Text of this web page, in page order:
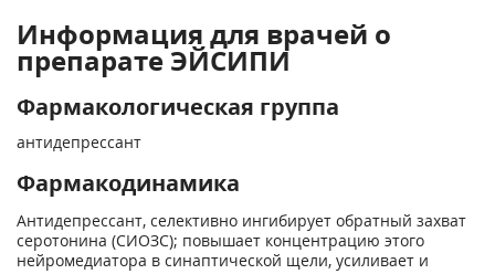
Информация для врачей о
препарате ЭЙСИПИ
Фармакологическая группа
антидепрессант
Фармакодинамика
Антидепрессант, селективно ингибирует обратный захват
серотонина (СИОЗС); повышает концентрацию этого
нейромедиатора в синаптической щели, усиливает и